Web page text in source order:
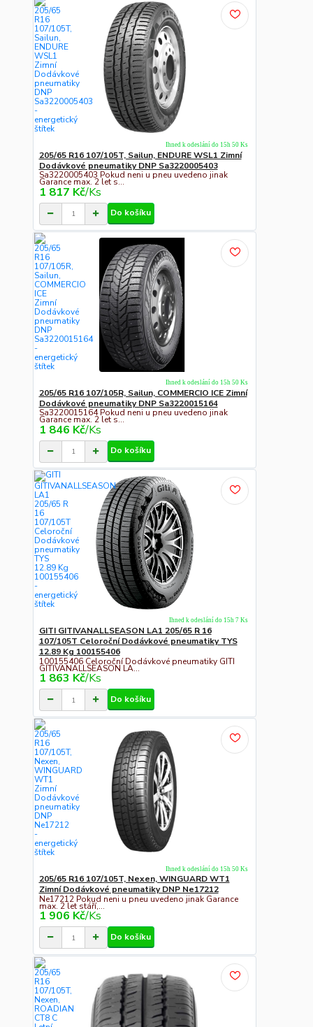
205/65 R16 107/105T, Sailun, ENDURE WSL1 Zimní
Dodávkové pneumatiky DNP Sa3220005403
Sa3220005403 Pokud neni u pneu uvedeno jinak
Garance max. 2 let s...
1 817 Kč/Ks
Ihned k odeslání do 15h 50 Ks
Do košíku
205/65 R16 107/105R, Sailun, COMMERCIO ICE Zimní
Dodávkové pneumatiky DNP Sa3220015164
Sa3220015164 Pokud neni u pneu uvedeno jinak
Garance max. 2 let s...
1 846 Kč/Ks
Ihned k odeslání do 15h 50 Ks
Do košíku
GITI GITIVANALLSEASON LA1 205/65 R 16
107/105T Celoroční Dodávkové pneumatiky TYS
12.89 Kg 100155406
100155406 Celoroční Dodávkové pneumatiky GITI
GITIVANALLSEASON LA...
1 863 Kč/Ks
Ihned k odeslání do 15h 7 Ks
Do košíku
205/65 R16 107/105T, Nexen, WINGUARD WT1
Zimní Dodávkové pneumatiky DNP Ne17212
Ne17212 Pokud neni u pneu uvedeno jinak Garance
max. 2 let stáří,...
1 906 Kč/Ks
Ihned k odeslání do 15h 50 Ks
Do košíku